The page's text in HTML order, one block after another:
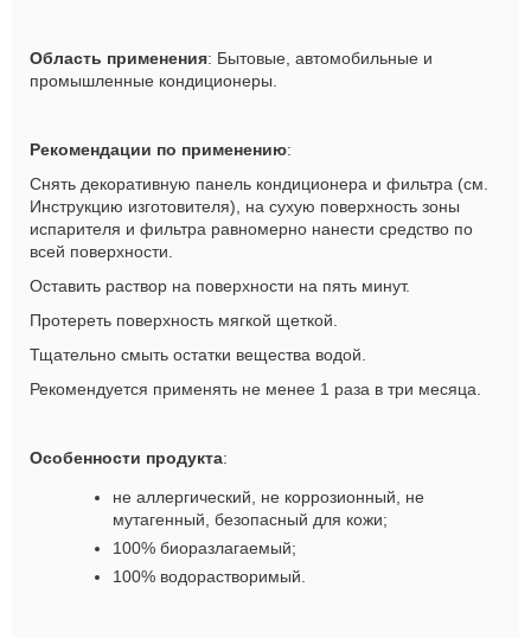
Область применения: Бытовые, автомобильные и
промышленные кондиционеры.
Рекомендации по применению:
Снять декоративную панель кондиционера и фильтра (см.
Инструкцию изготовителя), на сухую поверхность зоны
испарителя и фильтра равномерно нанести средство по
всей поверхности.
Оставить раствор на поверхности на пять минут.
Протереть поверхность мягкой щеткой.
Тщательно смыть остатки вещества водой.
Рекомендуется применять не менее 1 раза в три месяца.
Особенности продукта:
не аллергический, не коррозионный, не
мутагенный, безопасный для кожи;
100% биоразлагаемый;
100% водорастворимый.